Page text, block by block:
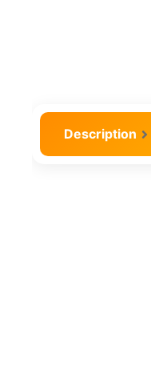
Description